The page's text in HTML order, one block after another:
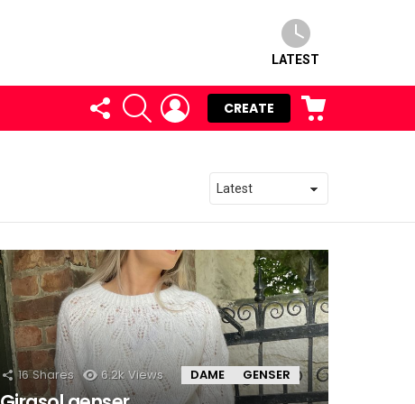
LATEST
FOLLOW
US
SEARCH LOGIN
CREATE
16 Shares 6.2k Views DAME GENSER